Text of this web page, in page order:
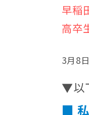
早稲
高卒
3月8
▼以
■